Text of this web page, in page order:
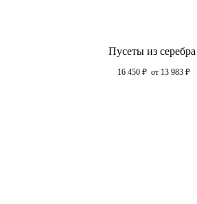
Пусеты из серебра
16 450 ₽ от 13 983 ₽